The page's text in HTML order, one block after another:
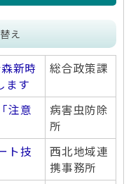
え
新時
ます
総合政策課
注意
病害虫防除
所
ト技
西北地域連
携事務所